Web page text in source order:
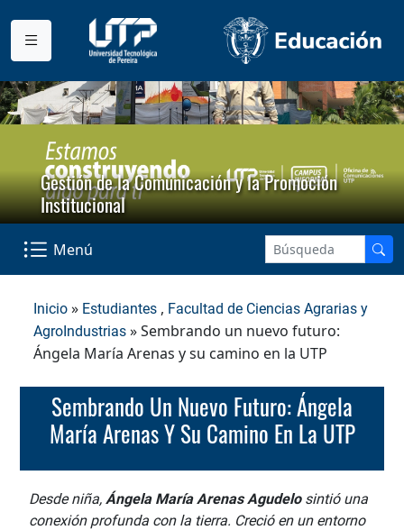
Gestión de la Comunicación y la Promoción
Institucional
Menú
Inicio » Estudiantes , Facultad de Ciencias Agrarias y
AgroIndustrias » Sembrando un nuevo futuro:
Ángela María Arenas y su camino en la UTP
Sembrando Un Nuevo Futuro: Ángela
María Arenas Y Su Camino En La UTP
Desde niña, Ángela María Arenas Agudelosintió una
conexión profunda con la tierra. Creció en un entorno